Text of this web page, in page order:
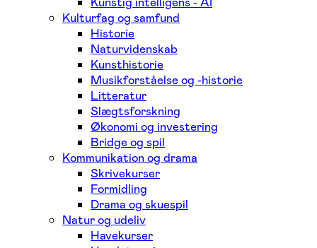
Kulturfag og samfund
Historie
Naturvidenskab
Kunsthistorie
Musikforståelse og -historie
Litteratur
Slægtsforskning
Økonomi og investering
Bridge og spil
Kommunikation og drama
Skrivekurser
Formidling
Drama og skuespil
Natur og udeliv
Havekurser